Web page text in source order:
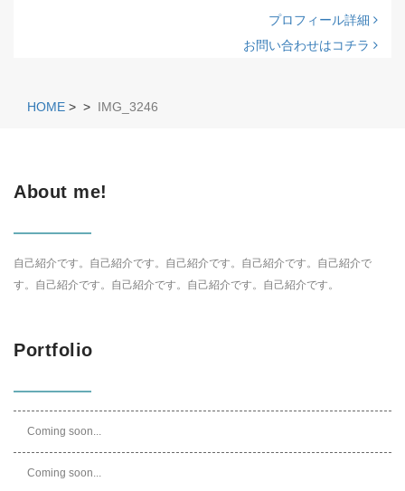
プロフィール詳細
お問い合わせはコチラ
HOME > > IMG_3246
About me!
自己紹介です。自己紹介です。自己紹介です。自己紹介です。自己紹介で
す。自己紹介です。自己紹介です。自己紹介です。自己紹介です。
Portfolio
Coming soon...
Coming soon...